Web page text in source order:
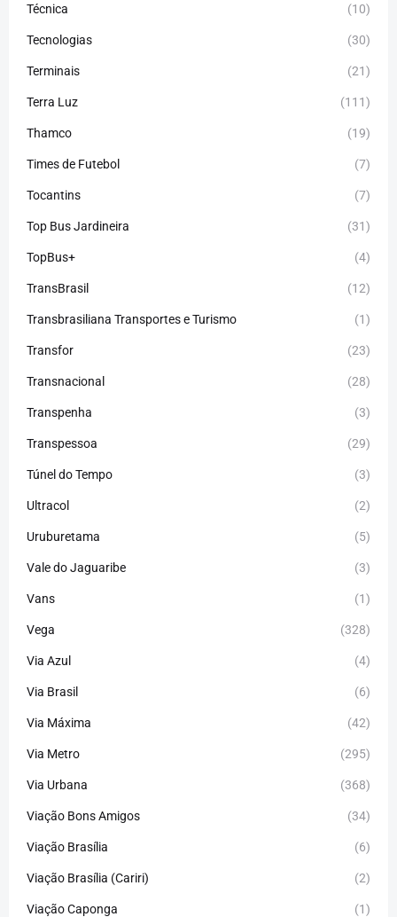
Técnica (10)
Tecnologias (30)
Terminais (21)
Terra Luz (111)
Thamco (19)
Times de Futebol (7)
Tocantins (7)
Top Bus Jardineira (31)
TopBus+ (4)
TransBrasil (12)
Transbrasiliana Transportes e Turismo (1)
Transfor (23)
Transnacional (28)
Transpenha (3)
Transpessoa (29)
Túnel do Tempo (3)
Ultracol (2)
Uruburetama (5)
Vale do Jaguaribe (3)
Vans (1)
Vega (328)
Via Azul (4)
Via Brasil (6)
Via Máxima (42)
Via Metro (295)
Via Urbana (368)
Viação Bons Amigos (34)
Viação Brasília (6)
Viação Brasília (Cariri) (2)
Viação Caponga (1)